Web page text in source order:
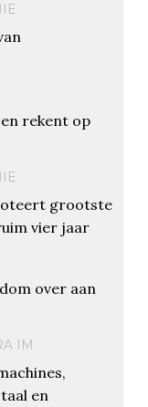
rekent op
grootste
vier jaar
over aan
IM
en